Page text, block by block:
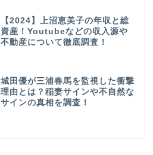
【2024】上沼恵美子の年収と総
資産！Youtubeなどの収入源や
不動産について徹底調査！
城田優が三浦春馬を監視した衝撃
理由とは？稲妻サインや不自然な
サインの真相を調査！